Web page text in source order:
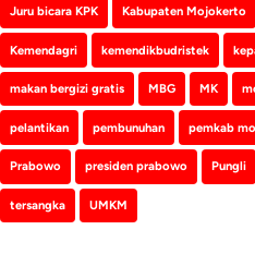
Juru bicara KPK Kabupaten Mojokerto
Kemendagri kemendikbudristek
makan bergizi gratis MBG MK
pelantikan pembunuhan pemkab
Prabowo presiden prabowo Pungli
tersangka UMKM